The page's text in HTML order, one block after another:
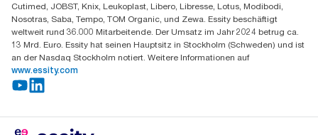
Cutimed, JOBST, Knix, Leukoplast, Libero, Libresse, Lotus, Modibodi,
Nosotras, Saba, Tempo, TOM Organic, und Zewa. Essity beschäftigt
weltweit rund 36.000 Mitarbeitende. Der Umsatz im Jahr 2024 betrug ca.
13 Mrd. Euro. Essity hat seinen Hauptsitz in Stockholm (Schweden) und ist
an der Nasdaq Stockholm notiert. Weitere Informationen auf
www.essity.com